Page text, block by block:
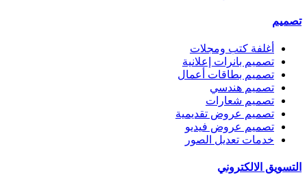
تصميم
أغلفة كتب ومجلات
تصميم بانرات إعلانية
تصميم بطاقات أعمال
تصميم هندسي
تصميم شعارات
تصميم عروض تقديمية
تصميم عروض فيديو
خدمات تعديل الصور
التسويق الالكتروني